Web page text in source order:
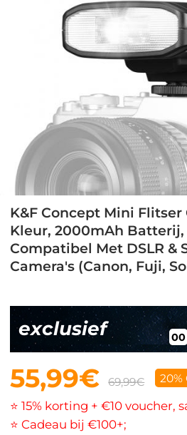
K&F Concept Mini Flitser
Kleur, 2000mAh Batterij,
Compatibel Met DSLR &
Camera's (Canon, Fuji,
exclusief 00
55,99€ 69,99€ 20%
⭐ 15% korting + €10 voucher,
⭐ Cadeau bij €100+;